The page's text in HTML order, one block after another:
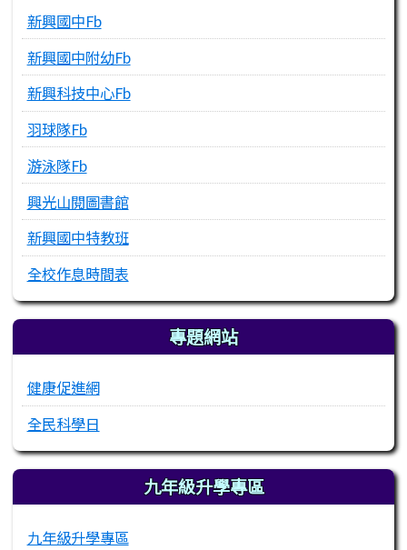
新興國中Fb
新興國中附幼Fb
新興科技中心Fb
羽球隊Fb
游泳隊Fb
興光山閱圖書館
新興國中特教班
全校作息時間表
專題網站
健康促進網
全民科學日
九年級升學專區
九年級升學專區